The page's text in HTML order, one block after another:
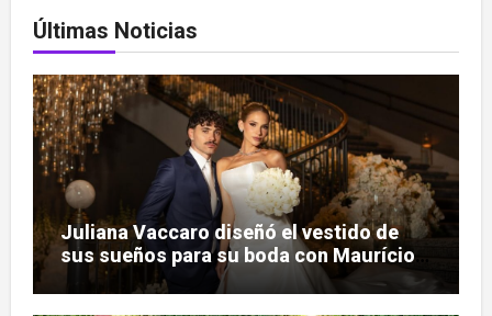
Últimas Noticias
Juliana Vaccaro diseñó el vestido de
sus sueños para su boda con Maurício
Prado